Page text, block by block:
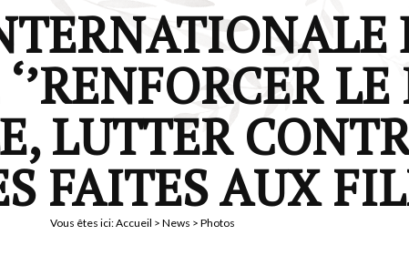
LUTTER
FAITES AUX
Vous êtes ici:Accueil > News > Photos